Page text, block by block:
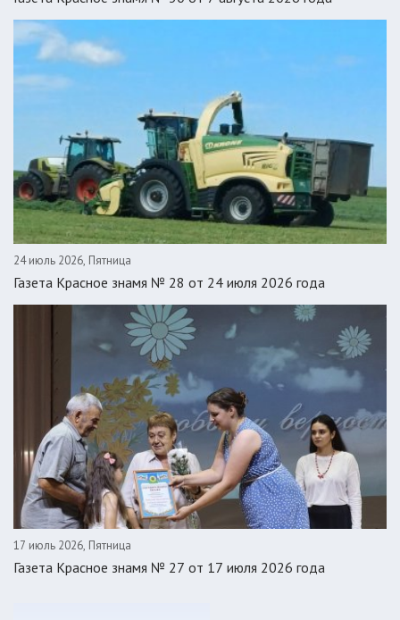
24 июль 2026, Пятница
Газета Красное знамя № 28 от 24 июля 2026 года
17 июль 2026, Пятница
Газета Красное знамя № 27 от 17 июля 2026 года